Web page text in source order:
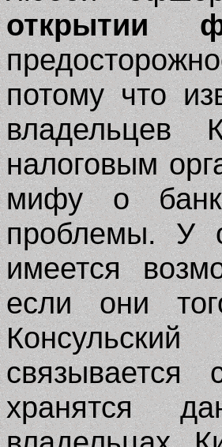
открытии
потому что
владельцев
налоговым
мифу о
проблемы. У
имеется
если они
хранятся